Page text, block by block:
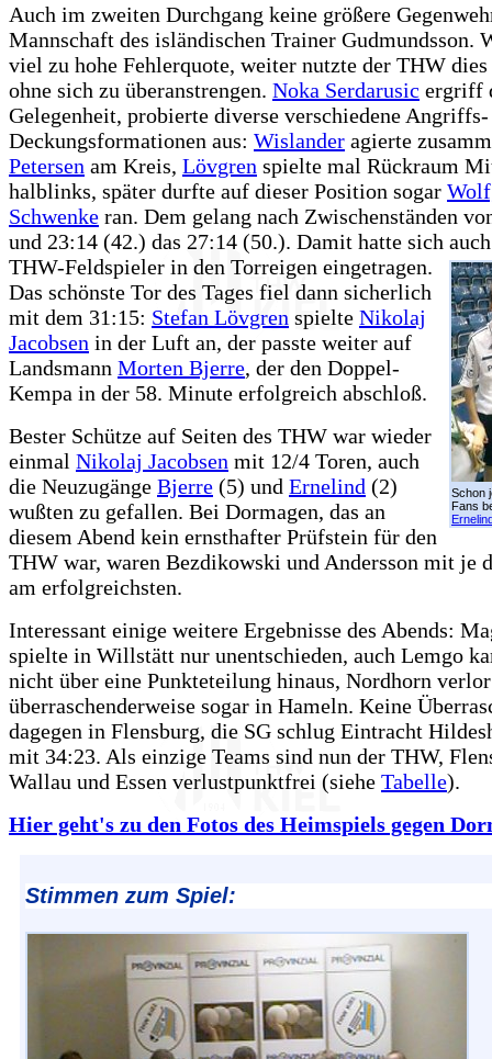
Auch im zweiten Durchgang keine größere
Mannschaft des isländischen Trainer Gudmundsson.
viel zu hohe Fehlerquote, weiter nutzte der THW
ohne sich zu überanstrengen. Noka Serdarusic ergriff
Gelegenheit, probierte diverse verschiedene
Deckungsformationen aus: Wislander agierte
Petersen am Kreis, Lövgren spielte mal Rückraum
halblinks, später durfte auf dieser Position sogar
Schwenke ran. Dem gelang nach Zwischenständen
und 23:14 (42.) das 27:14 (50.). Damit hatte sich
THW-Feldspieler in den Torreigen eingetragen.
Schon
Fans
Das schönste Tor des Tages fiel dann sicherlich
mit dem 31:15: Stefan Lövgren spielte Nikolaj
Jacobsen in der Luft an, der passte weiter auf
Landsmann Morten Bjerre, der den Doppel-
Kempa in der 58. Minute erfolgreich abschloß.
Bester Schütze auf Seiten des THW war wieder
einmal Nikolaj Jacobsen mit 12/4 Toren, auch
die Neuzugänge Bjerre (5) und Ernelind (2)
wußten zu gefallen. Bei Dormagen, das an
diesem Abend kein ernsthafter Prüfstein für den
THW war, waren Bezdikowski und Andersson mit je
am erfolgreichsten.
Interessant einige weitere Ergebnisse des Abends:
spielte in Willstätt nur unentschieden, auch Lemgo
nicht über eine Punkteteilung hinaus, Nordhorn verlor
überraschenderweise sogar in Hameln. Keine
dagegen in Flensburg, die SG schlug Eintracht
mit 34:23. Als einzige Teams sind nun der THW,
Wallau und Essen verlustpunktfrei (siehe Tabelle).
Hier geht's zu den Fotos des Heimspiels gegen
Stimmen zum Spiel: